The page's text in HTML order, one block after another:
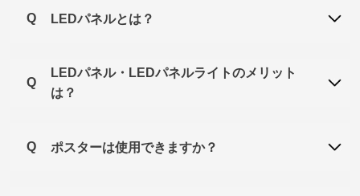
Q LEDパネルとは？
Q
LEDパネル・LEDパネルライトのメリット
は？
Q ポスターは使用できますか？